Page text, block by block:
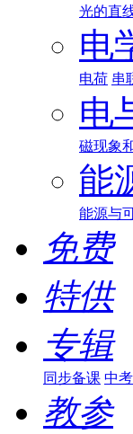
光的直
电
电荷 串
电
磁现象
能
能源与
免费
特供
专辑
同步备课 中
教参